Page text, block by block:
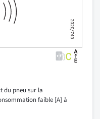
du pneu sur la
faible [A] à